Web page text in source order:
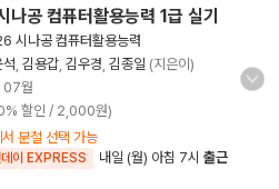
공 컴퓨터활용능력 1급 실기
시나공 컴퓨터활용능력
석 김용갑 김우경 김종일 (지은이)
월
할인 / 2,000원)
분철 선택 가능
이 EXPRESS 내일 (월) 아침 7시 출근